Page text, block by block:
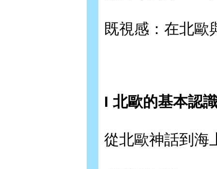
既視感：在北歐
I 北歐的基本認
從北歐神話到海